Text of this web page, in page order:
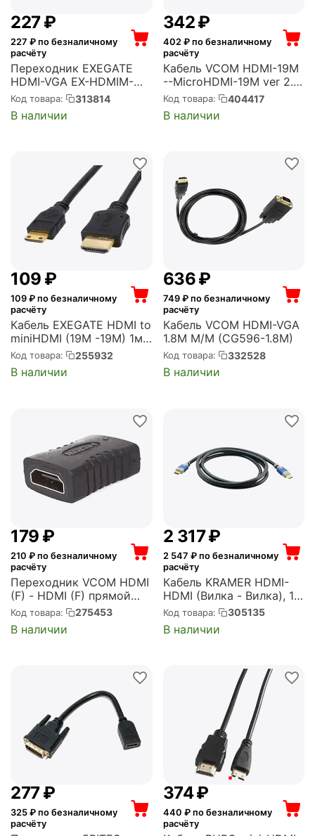
‍227‍₽
227 ₽ по безналичному
расчёту
Переходник EXEGATE
HDMI-VGA EX-HDMIM-
VGAF-0.15 (19M/15F,
0,15м) (EX284926RUS)
Код товара: 313814
В наличии
‍342‍₽
402₽ по безналичному
расчёту
Кабель VCOM HDMI-19M
--MicroHDMI-19M ver 2.0
1m (CG587-1M)
Код товара: 404417
В наличии
‍109‍ ₽
109 ₽ по безналичному
расчёту
Кабель EXEGATE HDMI to
miniHDMI (19M -19M) 1м ,
ver1.4, позолоченные
контакты (EX257910RUS)
Код товара: 255932
В наличии
‍636‍₽
749₽ по безналичному
расчёту
Кабель VCOM HDMI-VGA
1.8M M/M (CG596-1.8M)
Код товара: 332528
В наличии
‍179‍ ₽
210 ₽ по безналичному
расчёту
Переходник VCOM HDMI
(F) - HDMI (F) прямой
(CA313)
Код товара: 275453
В наличии
2 317₽
2 547 ₽ по безналичному
расчёту
Кабель KRAMER HDMI-
HDMI (Вилка - Вилка), 1,8
м (C-HM/HM/PRO-6)
Код товара: 305135
В наличии
‍277‍₽
325 ₽ по безналичному
расчёту
‍374‍₽
440 ₽ по безналичному
расчёту